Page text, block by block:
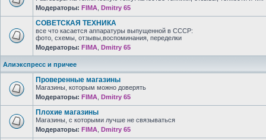
Модераторы: FIMA Dmitry 65
СОВЕТСКАЯ ТЕХНИКА
все что касается аппаратуры выпущенной в СССР:
фото, схемы, отзывы,воспоминания, переделки
Модераторы: FIMA Dmitry 65
Алиэкспресс и причее
Проверенные магазины
Магазины, которым можно доверять
Модераторы: FIMA Dmitry 65
Плохие магазины
Магазины, с которыми лучше не связываться
Модераторы: FIMA Dmitry 65